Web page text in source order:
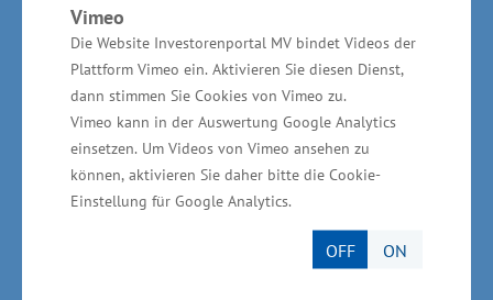
Vimeo
Die Website Investorenportal MV bindet Videos der
Plattform Vimeo ein. Aktivieren Sie diesen Dienst,
dann stimmen Sie Cookies von Vimeo zu.
Vimeo kann in der Auswertung Google Analytics
einsetzen. Um Videos von Vimeo ansehen zu
können, aktivieren Sie daher bitte die Cookie-
Einstellung für Google Analytics.
OFF ON
Verfügung. „Das sind fast 10 Prozent mehr
EFRE-Mittel als in der vergangenen
Förderperiode. Auf Grund des großen
Förderbedarfs hatten wir das Budget sogar
noch einmal um 50 Millionen Euro auf 218
Millionen Euro aufgestockt. Davon wurden
bereits 213,7 Millionen Euro eingesetzt -
größtenteils für die Förderung von Forschungs-